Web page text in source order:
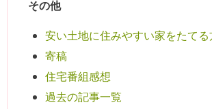
その他
安い土地に住みやすい家をたてる
寄稿
住宅番組感想
過去の記事一覧